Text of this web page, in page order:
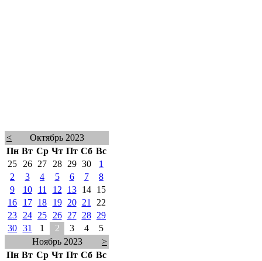
<
Октябрь 2023
Пн Вт Ср Чт Пт Сб Вс
25
26 27 28 29 30
1
2
3 4 5 6 7
8
9
10 11 12 13 14
15
16
17 18 19 20 21
22
23
24 25 26 27 28
29
30 31 1 2 3 4
5
Ноябрь 2023
>
Пн Вт Ср Чт Пт Сб Вс